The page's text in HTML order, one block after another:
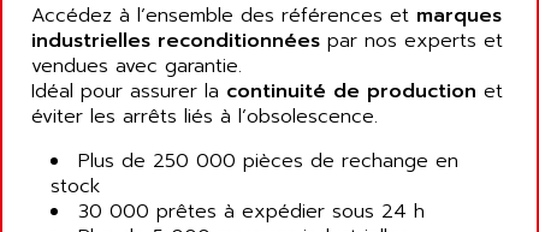
Accédez à l’ensemble des références et marques
industrielles reconditionnées par nos experts et
vendues avec garantie.
Idéal pour assurer la continuité de production et
éviter les arrêts liés à l’obsolescence.
Plus de 250 000 pièces de rechange en
stock
30 000 prêtes à expédier sous 24 h